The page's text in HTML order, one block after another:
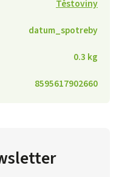
Těstoviny
datum_spotreby
0.3 kg
8595617902660